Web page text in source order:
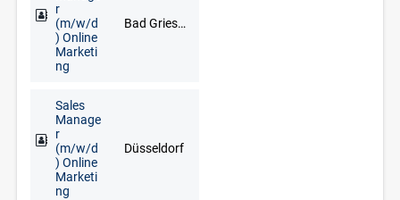
r
(m/w/d
) Online
Marketi
ng
Bad Griesbach im Rottal, Deggendorf, Freyung, Grafenau, Regen, Straubing
Sales
Manage
r
(m/w/d
) Online
Marketi
ng
Düsseldorf